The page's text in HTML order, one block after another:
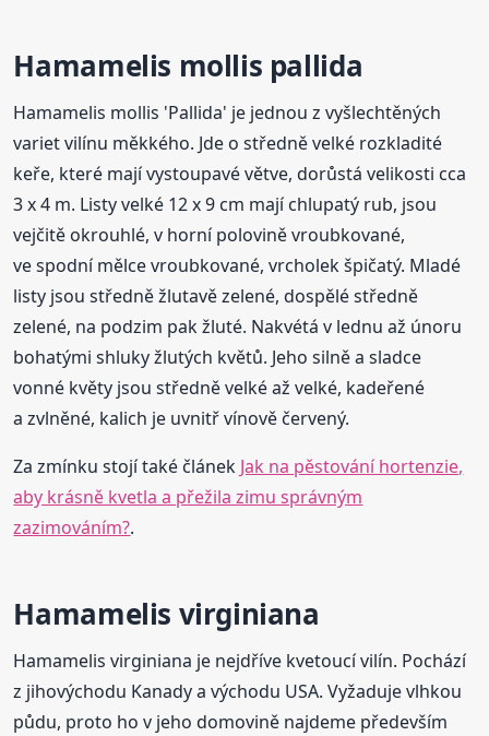
Hamamelis mollis pallida
Hamamelis mollis 'Pallida' je jednou z vyšlechtěných
variet vilínu měkkého. Jde o středně velké rozkladité
keře, které mají vystoupavé větve, dorůstá velikosti cca
3 x 4 m. Listy velké 12 x 9 cm mají chlupatý rub, jsou
vejčitě okrouhlé, v horní polovině vroubkované,
ve spodní mělce vroubkované, vrcholek špičatý. Mladé
listy jsou středně žlutavě zelené, dospělé středně
zelené, na podzim pak žluté. Nakvétá v lednu až únoru
bohatými shluky žlutých květů. Jeho silně a sladce
vonné květy jsou středně velké až velké, kadeřené
a zvlněné, kalich je uvnitř vínově červený.
Za zmínku stojí také článek Jak na pěstování hortenzie,
aby krásně kvetla a přežila zimu správným
zazimováním?.
Hamamelis virginiana
Hamamelis virginiana je nejdříve kvetoucí vilín. Pochází
z jihovýchodu Kanady a východu USA. Vyžaduje vlhkou
půdu, proto ho v jeho domovině najdeme především